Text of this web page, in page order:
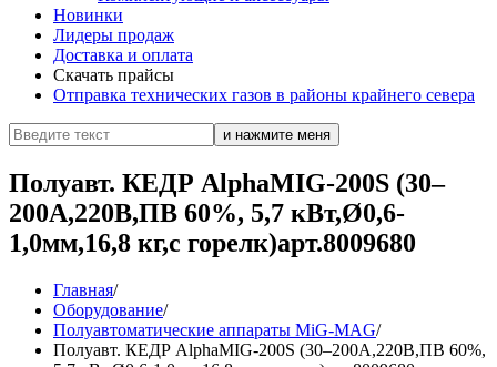
Новинки
Лидеры продаж
Доставка и оплата
Скачать прайсы
Отправка технических газов в районы крайнего севера
Полуавт. КЕДР AlphaMIG-200S (30–
200А,220В,ПВ 60%, 5,7 кВт,Ø0,6-
1,0мм,16,8 кг,с горелк)арт.8009680
Главная/
Оборудование/
Полуавтоматические аппараты MiG-MAG/
Полуавт. КЕДР AlphaMIG-200S (30–200А,220В,ПВ 60%,